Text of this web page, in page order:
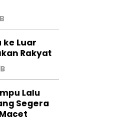
ke Luar
Rakyat
Lalu
Segera